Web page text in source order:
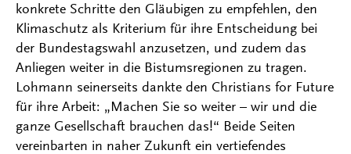
konkrete Schritte den Gläubigen zu empfehlen, den
Klimaschutz als Kriterium für ihre Entscheidung bei
der Bundestagswahl anzusetzen, und zudem das
Anliegen weiter in die Bistumsregionen zu tragen.
Lohmann seinerseits dankte den Christians for Future
für ihre Arbeit: „Machen Sie so weiter – wir und die
ganze Gesellschaft brauchen das!“ Beide Seiten
vereinbarten in naher Zukunft ein vertiefendes